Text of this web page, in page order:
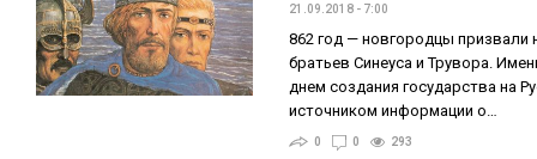
21.09.2018 - 7:00
862 год — новгородцы призвали
братьев Синеуса и Трувора.
днем создания государства на
источником информации о…
0 0 293